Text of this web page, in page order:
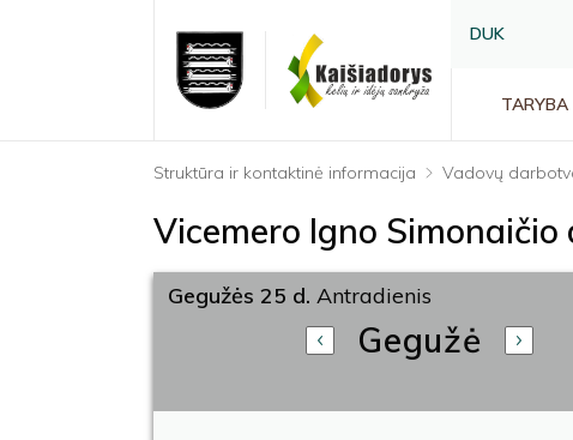
DUK
TARYBA
Struktūra ir kontaktinė informacija Vadovų
Vicemero Igno
Gegužės 25 d. Antradienis
Gegužė